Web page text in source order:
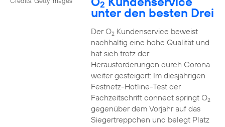
2
unter den besten Drei
Der O2Kundenservice beweist
nachhaltig eine hohe Qualität und
hat sich trotz der
Herausforderungen durch Corona
weiter gesteigert: Im diesjährigen
Festnetz-Hotline-Test der
Fachzeitschrift connect springt O2
gegenüber dem Vorjahr auf das
Siegertreppchen und belegt Platz